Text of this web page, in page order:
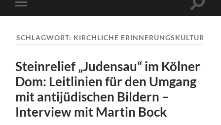
Mobile-
Menü
SCHLAGWORT: KIRCHLICHE ERINNERUNGSKULTUR
Steinrelief „Judensau“ im Kölner
Dom: Leitlinien für den Umgang
mit antijüdischen Bildern –
Interview mit Martin Bock